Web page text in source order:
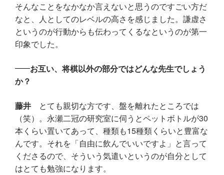
そんなことをなかなか言えないと思うのですごい方だ
なと、人としてのレベルの高さを感じました。謙虚さ
というのが行動からも伝わってくるなというのが第一
印象でした。
お互い、将棋以外の部分ではどんな先生でしょう
か？
藤井 とても親切な方です、盤を離れたところでは
（笑）。永瀬二冠の研究室に伺うとペットボトルが30
本くらい置いてあって、種類も15種類くらいと豊富な
んです。それを「自由に飲んでいいですよ」と言って
くださるので、そういう気遣いというのが自分として
はとても勉強になります。